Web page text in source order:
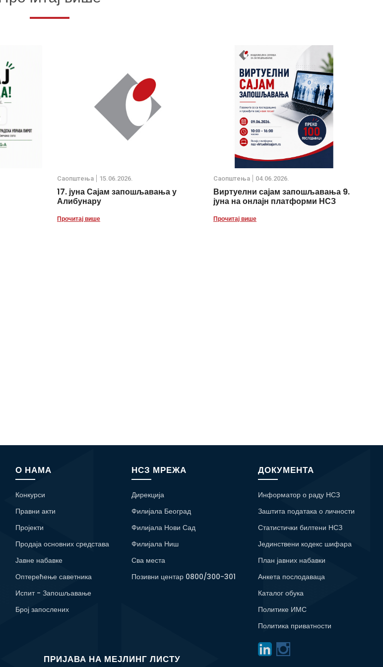
Саопштења 15.06.2026.
17. јуна Сајам запошљавања у
Алибунару
Прочитај више
Саопштења 04.06.2026.
Виртуелни сајам запошљавања 9.
јуна на онлајн платформи НСЗ
Прочитај више
О НАМА
Конкурси
Правни акти
Пројекти
Продаја основних средстава
Јавне набавке
Оптерећење саветника
Испит - Запошљавање
Број запослених
НСЗ МРЕЖА
Дирекција
Филијала Београд
Филијала Нови Сад
Филијала Ниш
Сва места
Позивни центар 0800/300-301
ДОКУМЕНТА
Информатор о раду НСЗ
Заштита података о личности
Статистички билтени НСЗ
Јединствени кодекс шифара
План јавних набавки
Анкета послодаваца
Каталог обука
Политике ИМС
Политика приватности
ПРИЈАВА НА МЕЈЛИНГ ЛИСТУ